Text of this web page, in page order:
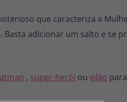
que caracteriza a
adicionar um salto e se
, super-herói ou vilão